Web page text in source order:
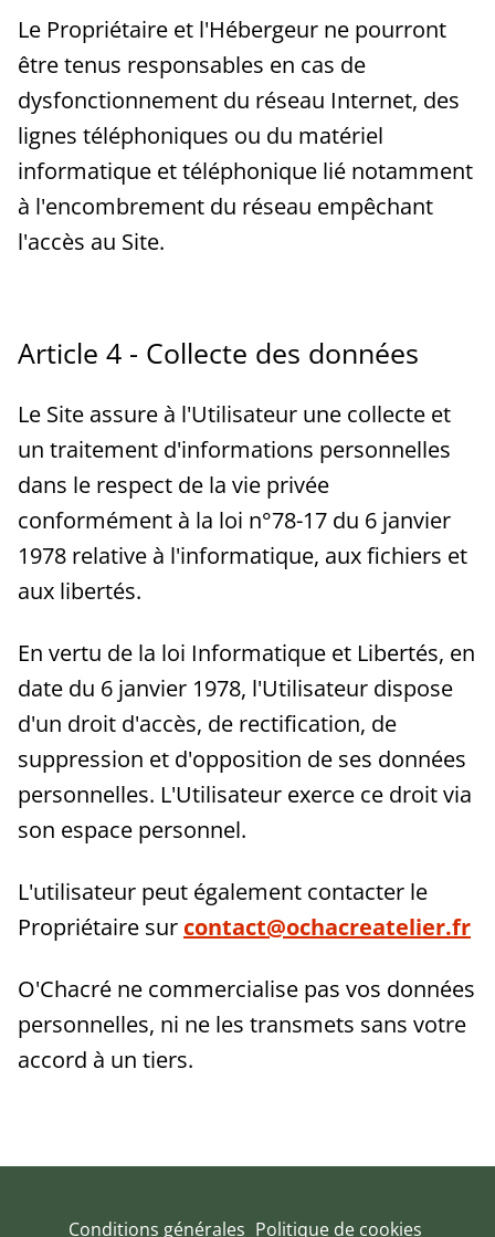
Le Propriétaire et l'Hébergeur ne pourront
être tenus responsables en cas de
dysfonctionnement du réseau Internet, des
lignes téléphoniques ou du matériel
informatique et téléphonique lié notamment
à l'encombrement du réseau empêchant
l'accès au Site.
Article 4 - Collecte des données
Le Site assure à l'Utilisateur une collecte et
un traitement d'informations personnelles
dans le respect de la vie privée
conformément à la loi n°78-17 du 6 janvier
1978 relative à l'informatique, aux fichiers et
aux libertés.
En vertu de la loi Informatique et Libertés, en
date du 6 janvier 1978, l'Utilisateur dispose
d'un droit d'accès, de rectification, de
suppression et d'opposition de ses données
personnelles. L'Utilisateur exerce ce droit via
son espace personnel.
L'utilisateur peut également contacter le
Propriétaire sur contact@ochacreatelier.fr
O'Chacré ne commercialise pas vos données
personnelles, ni ne les transmets sans votre
accord à un tiers.
Conditions générales Politique de cookies